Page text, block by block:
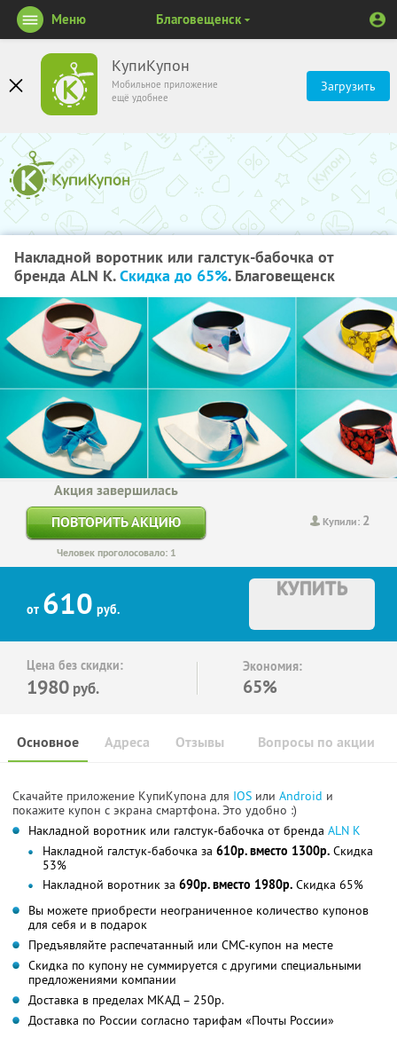
КупиКупон
Мобильное приложение
ещё удобнее
Загрузить
Меню Благовещенск
Накладной воротник или галстук-бабочка от
бренда ALN K.Скидка до 65%. Благовещенск
Купили: 2
Акция завершилась
ПОВТОРИТЬ АКЦИЮ
Человек проголосовало: 1
от 610 руб.
КУПИТЬ
Цена без скидки:
1980 руб.
Экономия:
65%
Основное Отзывы Вопросы по акции
Адреса
Скачайте приложение КупиКупона для IOS или Android и
покажите купон с экрана смартфона. Это удобно :)
Накладной воротник или галстук-бабочка от бренда ALN K
Накладной галстук-бабочка за 610р. вместо 1300р. Скидка
53%
Накладной воротник за 690р. вместо 1980р. Скидка 65%
Вы можете приобрести неограниченное количество купонов
для себя и в подарок
Предъявляйте распечатанный или СМС-купон на месте
Скидка по купону не суммируется с другими специальными
предложениями компании
Доставка в пределах МКАД – 250р.
Доставка по России согласно тарифам «Почты России»